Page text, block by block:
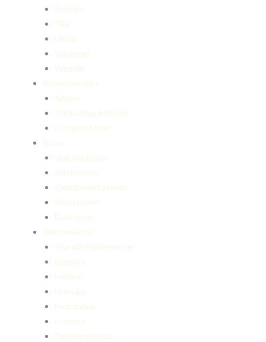
Syringa
Tilia
Ulmus
Viburnum
Weigela
Rhododendron
Azaleor
Storbladiga hybrider
Övriga hybrider
Rosor
Visa alla Rosor
Klätterrosor
Kanadensiska rosor
Rabattrosor
Buskrosor
Klätterväxter
Visa alla Klätterväxter
Clematis
Hedera
Humulus
Hydrangea
Lonicera
Parthenocissus